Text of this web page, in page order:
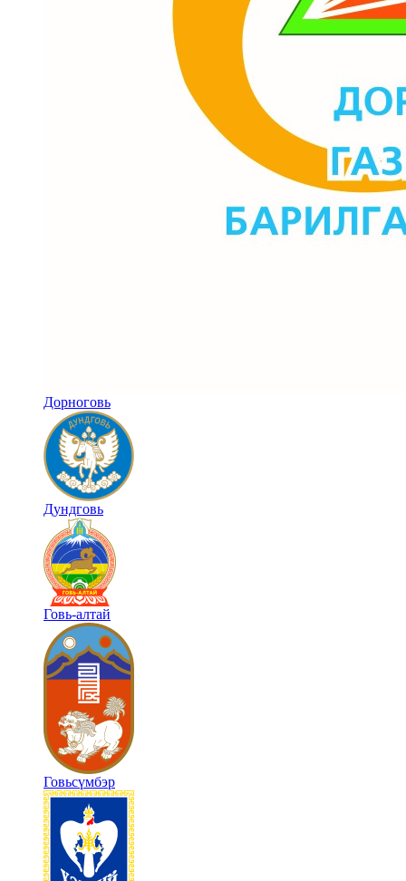
Дорноговь
Дундговь
Говь-алтай
Говьсүмбэр